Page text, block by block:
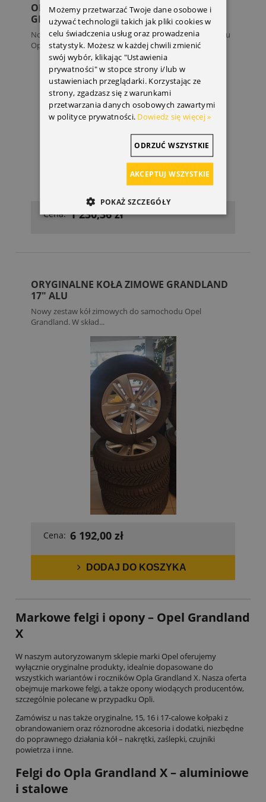
ORYGINALNA FELGA ALU 18" OPEL
GRANDLAND SREBRNO-CZARNA
Nowa oryginalna felga aluminiowa 18 cali do samochodu
Opel...
Cena: 1 230,36 zł
ORYGINALNE KOŁA ZIMOWE GRANDLAND
17" ALU
Nowy zestaw kół zimowych do samochodu Opel
Grandland. W skład...
Cena: 6 192,00 zł
DODAJ DO KOSZYKA
Markowe felgi i opony – Opel Grandland
X
W naszym autoryzowanym sklepie marki Opel oferujemy
wyłącznie oryginalne produkty, idealnie dopasowane do
wszystkich wariantów i roczników Opla Grandland X. Nasza oferta
obejmuje markowe felgi, a także opony wiodących producentów,
szczególnie polecane w przypadku Opli.
Zamówisz u nas także oryginalne, 15, 16 i 17-calowe kołpaki z
obrandowaniem oraz różnorodne akcesoria i dodatki, niezbędne
do poprawnego działania kół – nakrętki, zaślepki, czujniki
powietrza i inne.
Felgi do Opla Grandland X– aluminiowe
i stalowe
Możemy przetwarzać Twoje dane osobowe i
używać technologii takich jak pliki cookies w
celu świadczenia usług oraz prowadzenia
statystyk. Możesz w każdej chwili zmienić
swój wybór, klikając "Ustawienia
prywatności" w stopce strony i/lub w
ustawieniach przeglądarki. Korzystając ze
strony, zgadzasz się z warunkami
przetwarzania danych osobowych zawartymi
w polityce prywatności. Dowiedz się więcej »
AKCEPTUJ WSZYSTKIE
ODRZUĆ WSZYSTKIE
POKAŻ SZCZEGÓŁY